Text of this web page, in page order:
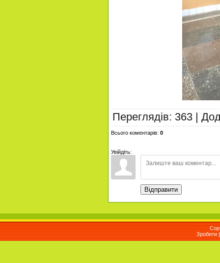
Переглядів: 363 |
Всього коментарів: 0
Увійдіть:
Відправити
Зробити